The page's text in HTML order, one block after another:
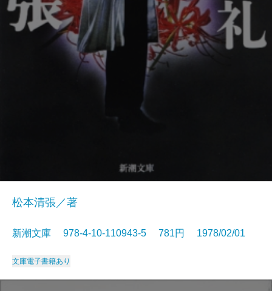
松本清張／著
新潮文庫 978-4-10-110943-5 781円 1978/02/01
文庫電子書籍あり